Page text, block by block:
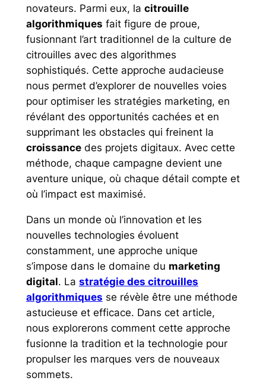
novateurs. Parmi eux, la citrouille
algorithmiques fait figure de proue,
fusionnant l’art traditionnel de la culture de
citrouilles avec des algorithmes
sophistiqués. Cette approche audacieuse
nous permet d’explorer de nouvelles voies
pour optimiser les stratégies marketing, en
révélant des opportunités cachées et en
supprimant les obstacles qui freinent la
croissancedes projets digitaux. Avec cette
méthode, chaque campagne devient une
aventure unique, où chaque détail compte et
où l’impact est maximisé.
Dans un monde où l’innovation et les
nouvelles technologies évoluent
constamment, une approche unique
s’impose dans le domaine du marketing
digital. La stratégie des citrouilles
algorithmiques se révèle être une méthode
astucieuse et efficace. Dans cet article,
nous explorerons comment cette approche
fusionne la tradition et la technologie pour
propulser les marques vers de nouveaux
sommets.